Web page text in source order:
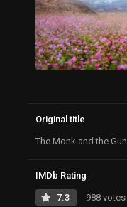
Original title
The Monk and the Gun
IMDb Rating
7.3 988 votes